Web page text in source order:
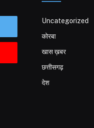
Uncategorized
कोरबा
खास ख़बर
छत्तीसगढ़
देश